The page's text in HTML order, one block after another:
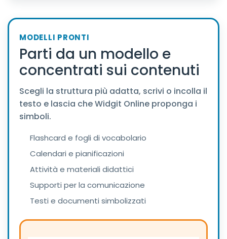
MODELLI PRONTI
Parti da un modello e
concentrati sui contenuti
Scegli la struttura più adatta, scrivi o incolla il
testo e lascia che Widgit Online proponga i
simboli.
Flashcard e fogli di vocabolario
Calendari e pianificazioni
Attività e materiali didattici
Supporti per la comunicazione
Testi e documenti simbolizzati